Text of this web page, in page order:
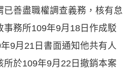
已善盡職權調查義務，核有怠
事務所109年9月18日作成駁
9月21日書面通知他共有人
所於109年9月22日撤銷本案